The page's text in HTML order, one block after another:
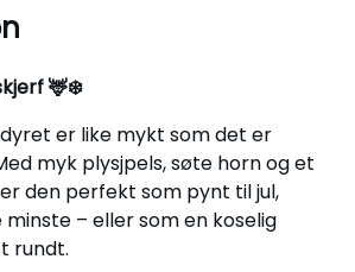
r
o
u
g
h
🦌❄️
er like mykt som det er
myk plysjpels, søte horn og et
den perfekt som pynt til jul,
– eller som en koselig
rundt.